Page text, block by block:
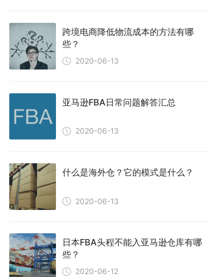
跨境电商降低物流成本的方法有哪
些？
2020-06-13
亚马逊FBA日常问题解答汇总
2020-06-13
什么是海外仓？它的模式是什么？
2020-06-13
日本FBA头程不能入亚马逊仓库有哪
些？
2020-06-12